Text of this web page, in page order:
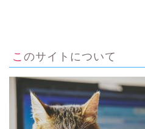
このサイトについて